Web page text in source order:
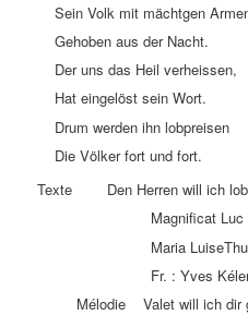
Sein Volk mit mächtgen
Gehoben aus der Nacht.
Der uns das Heil verheissen,
Hat eingelöst sein Wort.
Drum werden ihn lobpreisen
Die Völker fort und fort.
Texte Den Herren will ich
Magnificat Luc 1/
Maria LuiseThurmair
Fr. : Yves Kéler
Mélodie Valet will ich dir